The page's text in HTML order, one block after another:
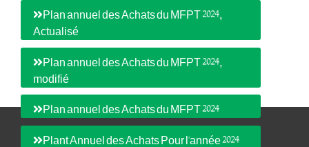
Plan annuel des Achats du MFPT 2024,
Actualisé
Plan annuel des Achats du MFPT 2024,
modifié
Plan annuel des Achats du MFPT 2024
Plant Annuel des Achats Pour l'année 2024